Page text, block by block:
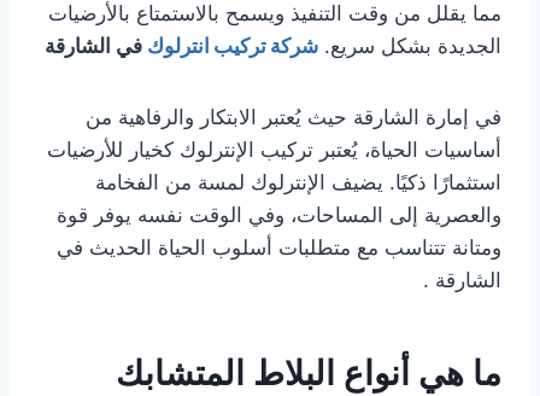
مما يقلل من وقت التنفيذ ويسمح بالاستمتاع بالأرضيات
الجديدة بشكل سريع. شركة تركيب انترلوك في الشارقة
في إمارة الشارقة حيث يُعتبر الابتكار والرفاهية من
أساسيات الحياة، يُعتبر تركيب الإنترلوك كخيار للأرضيات
استثمارًا ذكيًا. يضيف الإنترلوك لمسة من الفخامة
والعصرية إلى المساحات، وفي الوقت نفسه يوفر قوة
ومتانة تتناسب مع متطلبات أسلوب الحياة الحديث في
الشارقة .
ما هي أنواع البلاط المتشابك